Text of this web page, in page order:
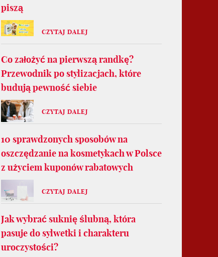
piszą
CZYTAJ DALEJ
Co założyć na pierwszą randkę?
Przewodnik po stylizacjach, które
budują pewność siebie
CZYTAJ DALEJ
10 sprawdzonych sposobów na
oszczędzanie na kosmetykach w Polsce
z użyciem kuponów rabatowych
CZYTAJ DALEJ
Jak wybrać suknię ślubną, która
pasuje do sylwetki i charakteru
uroczystości?